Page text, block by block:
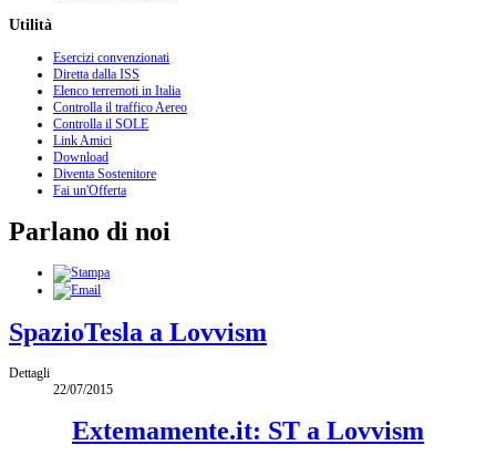
Utilità
Esercizi convenzionati
Diretta dalla ISS
Elenco terremoti in Italia
Controlla il traffico Aereo
Controlla il SOLE
Link Amici
Download
Diventa Sostenitore
Fai un'Offerta
Parlano di noi
SpazioTesla a Lovvism
Dettagli
22/07/2015
Extemamente.it: ST a Lovvism